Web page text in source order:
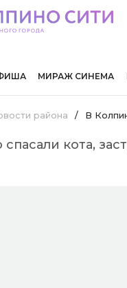
МИРАЖ СИНЕМА
района / В
кота,